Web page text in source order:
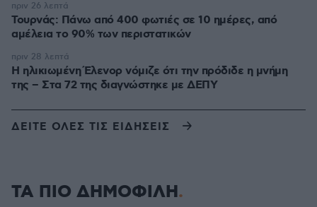
Τουρνάς: Πάνω από 400 φωτιές σε 10 ημέρες, από
αμέλεια το 90% των περιστατικών
πριν 26 λεπτά
Η ηλικιωμένη Έλενορ νόμιζε ότι την πρόδιδε η μνήμη
της – Στα 72 της διαγνώστηκε με ΔΕΠΥ
πριν 28 λεπτά
ΔΕΙΤΕ ΟΛΕΣ ΤΙΣ ΕΙΔΗΣΕΙΣ
ΤΑ ΠΙΟ ΔΗΜΟΦΙΛΗ